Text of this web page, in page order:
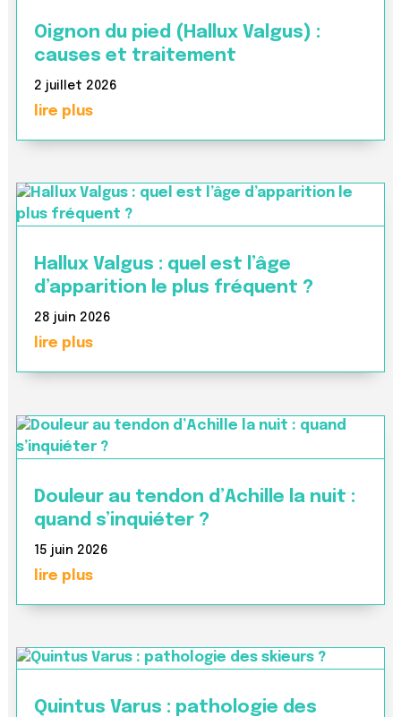
Oignon du pied (Hallux Valgus) :
causes et traitement
2 juillet 2026
lire plus
Hallux Valgus : quel est l’âge
d’apparition le plus fréquent ?
28 juin 2026
lire plus
Douleur au tendon d’Achille la nuit :
quand s’inquiéter ?
15 juin 2026
lire plus
Quintus Varus : pathologie des